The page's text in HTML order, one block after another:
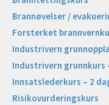
Brannøvelser /
Forsterket
Industrivern
Industrivern grunnkurs
Innsatslederkurs – 2
Risikovurderingskurs